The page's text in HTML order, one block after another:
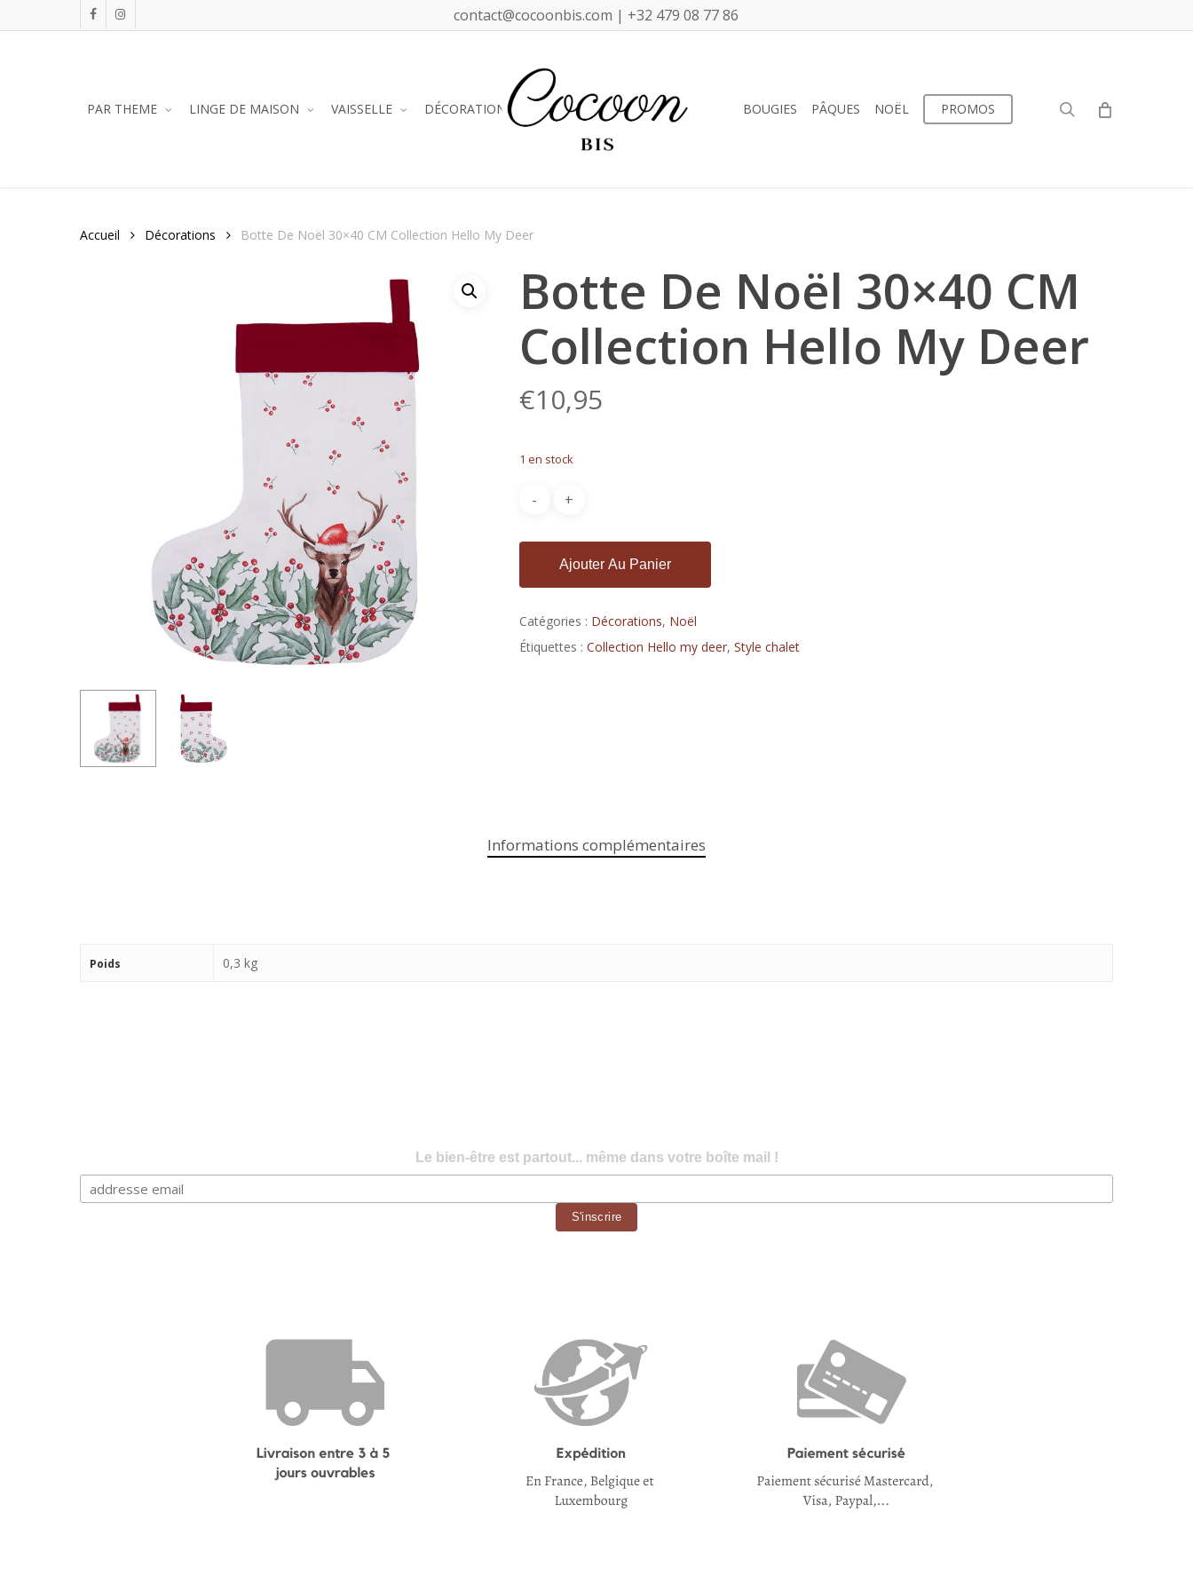
to
facebookinstagram contact@cocoonbis.com | +32 479 08 77 86
PAR THEME LINGE DE MAISON VAISSELLE DÉCORATION BOUGIES PÂQUES NOËL PROMOS search
Accueil Décorations Botte De Noël 30×40 CM Collection Hello My Deer
Botte De Noël 30×40 CM
Collection Hello My Deer
€10,95
1 en stock
Ajouter Au Panier
Catégories : Décorations, Noël
Étiquettes : Collection Hello my deer, Style chalet
Informations complémentaires
Poids 0,3 kg
Le bien-être est partout... même dans votre boîte mail !